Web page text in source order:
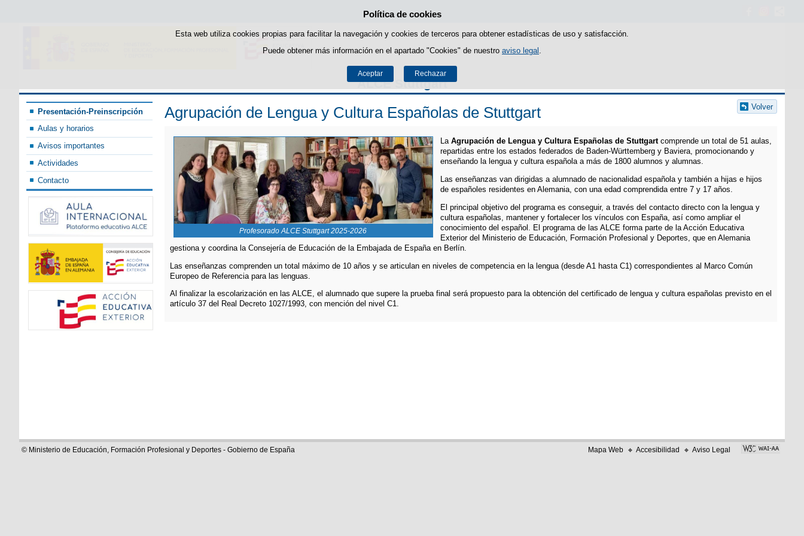
Política de cookies
Esta web utiliza cookies propias para facilitar la navegación y cookies de terceros para obtener estadísticas de uso y satisfacción.
Puede obtener más información en el apartado "Cookies" de nuestro aviso legal
Aceptar Rechazar
Saltar al contenido
ALCE Stuttgart
Presentación-Preinscripción
Aulas y horarios
Avisos importantes
Actividades
Contacto
Volver
Agrupación de Lengua y Cultura Españolas de Stuttgart
Profesorado ALCE Stuttgart 2025-2026
La Agrupación de Lengua y Cultura Españolas de Stuttgartcomprende un total de 51 aulas,
repartidas entre los estados federados de Baden-Württemberg y Baviera, promocionando y
enseñando la lengua y cultura española a más de 1800 alumnos y alumnas.
Las enseñanzas van dirigidas a alumnado de nacionalidad española y también a hijas e hijos
de españoles residentes en Alemania, con una edad comprendida entre 7 y 17 años.
El principal objetivo del programa es conseguir, a través del contacto directo con la lengua y
cultura españolas, mantener y fortalecer los vínculos con España, así como ampliar el
conocimiento del español. El programa de las ALCE forma parte de la Acción Educativa
Exterior del Ministerio de Educación, Formación Profesional y Deportes, que en Alemania
gestiona y coordina la Consejería de Educación de la Embajada de España en Berlín.
Las enseñanzas comprenden un total máximo de 10 años y se articulan en niveles de competencia en la lengua (desde A1 hasta C1) correspondientes al Marco Común
Europeo de Referencia para las lenguas.
Al finalizar la escolarización en las ALCE, el alumnado que supere la prueba final será propuesto para la obtención del certificado de lengua y cultura españolas previsto en el
artículo 37 del Real Decreto 1027/1993, con mención del nivel C1.
© Ministerio de Educación, Formación Profesional y Deportes - Gobierno de España Mapa Web Accesibilidad Aviso Legal